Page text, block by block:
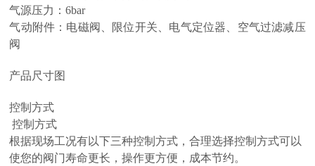
气源压力：6bar
气动附件：电磁阀、限位开关、电气定位器、空气过滤减压
阀
产品尺寸图
控制方式
控制方式
根据现场工况有以下三种控制方式，合理选择控制方式可以
使您的阀门寿命更长，操作更方便，成本节约。